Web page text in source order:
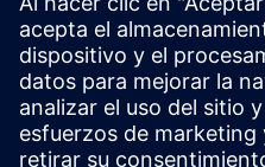
Ejecute MyVirtual Machine:
Machine
Solicite una demostración a
Requisitos